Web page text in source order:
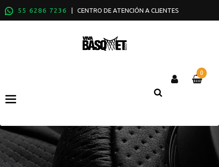
55 6286 7236 | CENTRO DE ATENCIÓN A CLIENTES
Categories
0